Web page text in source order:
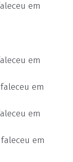
em
em
em
em
em